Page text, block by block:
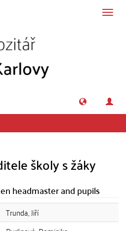
školy s žáky
headmaster and pupils
Trunda, Jiří